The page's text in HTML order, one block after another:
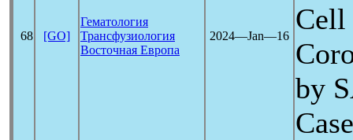
68 [GO]
Гематология
Трансфузиология
Восточная Европа
2024―Jan―16
Cell
by
Case